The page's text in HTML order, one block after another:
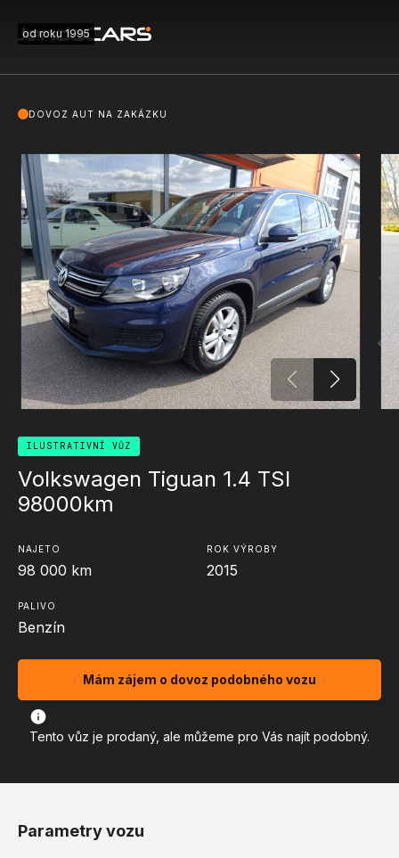
od roku 1995
Volkswagen Tiguan 1.4 TSI
98000km
ILUSTRATIVNÍ VŮZ
NAJETO
98 000 km
ROK VÝROBY
2015
PALIVO
Benzín
Mám zájem o dovoz podobného vozu
Tento vůz je prodaný, ale můžeme pro Vás najít podobný.
DOVOZ AUT NA ZAKÁZKU
Parametry vozu